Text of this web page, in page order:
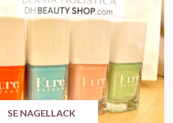
SE NAGELLACK